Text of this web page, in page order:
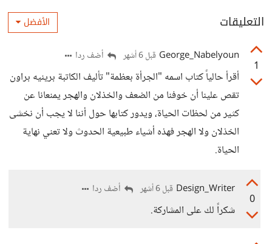
التعليقات الأفضل
1
George_Nabelyoun قبل 6 أشهر أضف ردا
أقرأ حالياً كتاب اسمه "الجرأة بعظمة" تأليف الكاتبة برينيه براون
تقص علينا أن خوفنا من الضعف والخذلان والهجر يمنعانا عن
كثير من لحظات الحياة، ويدور كتابها حول أننا لا يجب أن نخشى
الخذلان ولا الهجر فهذه أشياء طبيعية الحدوث ولا تعني نهاية
الحياة.
0
Design_Writer قبل 6 أشهر أضف ردا
شكراً لك على المشاركة.